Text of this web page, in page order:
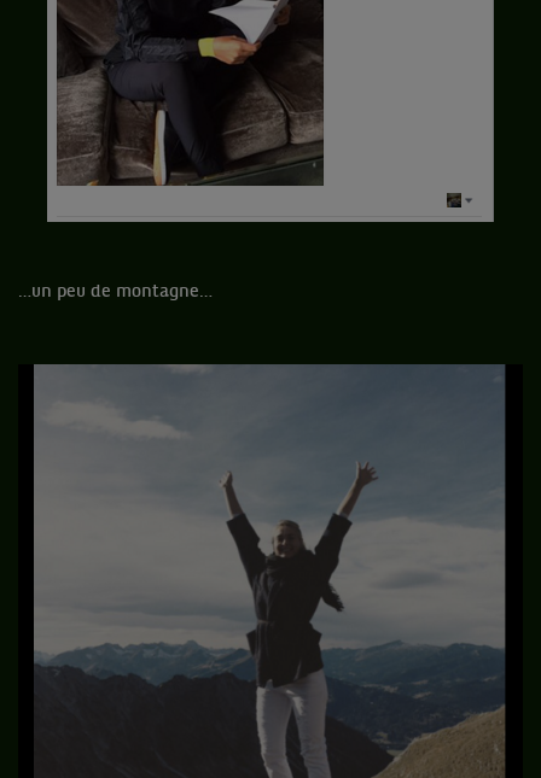
…un peu de montagne…